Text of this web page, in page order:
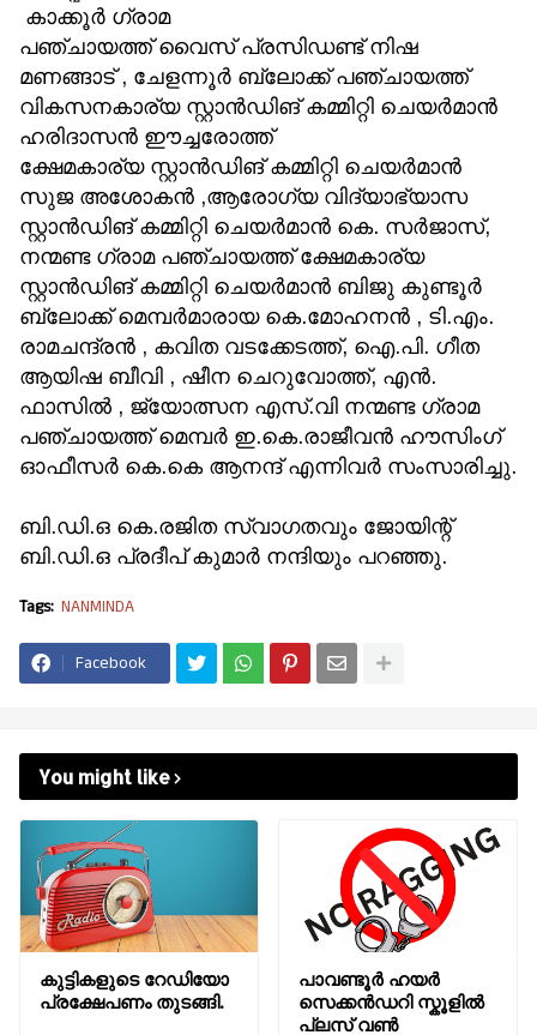
കാക്കൂർ ഗ്രാമ
പഞ്ചായത്ത് വൈസ് പ്രസിഡണ്ട് നിഷ
മണങ്ങാട് , ചേളന്നൂർ ബ്ലോക്ക് പഞ്ചായത്ത്
വികസനകാര്യ സ്റ്റാൻഡിങ് കമ്മിറ്റി ചെയർമാൻ
ഹരിദാസൻ ഈച്ചരോത്ത്
ക്ഷേമകാര്യ സ്റ്റാൻഡിങ് കമ്മിറ്റി ചെയർമാൻ
സുജ അശോകൻ ,ആരോഗ്യ വിദ്യാഭ്യാസ
സ്റ്റാൻഡിങ് കമ്മിറ്റി ചെയർമാൻ കെ. സർജാസ്,
നന്മണ്ട ഗ്രാമ പഞ്ചായത്ത് ക്ഷേമകാര്യ
സ്റ്റാൻഡിങ് കമ്മിറ്റി ചെയർമാൻ ബിജു കുണ്ടൂർ
ബ്ലോക്ക് മെമ്പർമാരായ കെ.മോഹനൻ , ടി.എം.
രാമചന്ദ്രൻ , കവിത വടക്കേടത്ത്, ഐ.പി. ഗീത
ആയിഷ ബീവി , ഷീന ചെറുവോത്ത്, എൻ.
ഫാസിൽ , ജ്യോത്സന എസ്.വി നന്മണ്ട ഗ്രാമ
പഞ്ചായത്ത് മെമ്പർ ഇ.കെ.രാജീവൻ ഹൗസിംഗ്
ഓഫീസർ കെ.കെ ആനന്ദ് എന്നിവർ സംസാരിച്ചു.
ബി.ഡി.ഒ കെ.രജിത സ്വാഗതവും ജോയിന്റ്
ബി.ഡി.ഒ പ്രദീപ് കുമാർ നന്ദിയും പറഞ്ഞു.
Tags: NANMINDA
Facebook
You might like
കുട്ടികളുടെ റേഡിയോ
പ്രക്ഷേപണം തുടങ്ങി.
പാവണ്ടൂർ ഹയർ
സെക്കൻഡറി സ്കൂളിൽ
പ്ലസ് വൺ